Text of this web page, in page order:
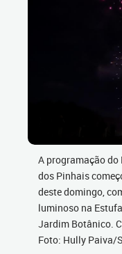
A programação
dos Pinhais
deste domingo,
luminoso na
Jardim Botânico.
Foto: Hully Paiva/